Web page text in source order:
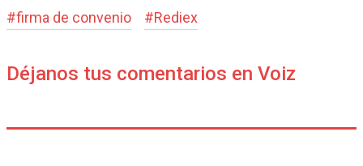
#firma de convenio #Rediex
Déjanos tus comentarios en Voiz